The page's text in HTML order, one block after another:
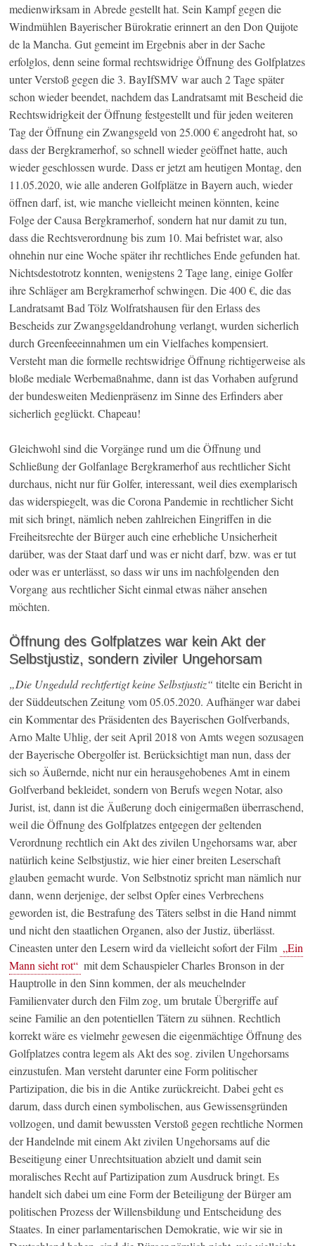
medienwirksam in Abrede gestellt hat. Sein Kampf gegen die
Windmühlen Bayerischer Bürokratie erinnert an den Don Quijote
de la Mancha. Gut gemeint im Ergebnis aber in der Sache
erfolglos, denn seine formal rechtswidrige Öffnung des Golfplatzes
unter Verstoß gegen die 3. BayIfSMV war auch 2 Tage später
schon wieder beendet, nachdem das Landratsamt mit Bescheid die
Rechtswidrigkeit der Öffnung festgestellt und für jeden weiteren
Tag der Öffnung ein Zwangsgeld von 25.000 € angedroht hat, so
dass der Bergkramerhof, so schnell wieder geöffnet hatte, auch
wieder geschlossen wurde. Dass er jetzt am heutigen Montag, den
11.05.2020, wie alle anderen Golfplätze in Bayern auch, wieder
öffnen darf, ist, wie manche vielleicht meinen könnten, keine
Folge der Causa Bergkramerhof, sondern hat nur damit zu tun,
dass die Rechtsverordnung bis zum 10. Mai befristet war, also
ohnehin nur eine Woche später ihr rechtliches Ende gefunden hat.
Nichtsdestotrotz konnten, wenigstens 2 Tage lang, einige Golfer
ihre Schläger am Bergkramerhof schwingen. Die 400 €, die das
Landratsamt Bad Tölz Wolfratshausen für den Erlass des
Bescheids zur Zwangsgeldandrohung verlangt, wurden sicherlich
durch Greenfeeeinnahmen um ein Vielfaches kompensiert.
Versteht man die formelle rechtswidrige Öffnung richtigerweise als
bloße mediale Werbemaßnahme, dann ist das Vorhaben aufgrund
der bundesweiten Medienpräsenz im Sinne des Erfinders aber
sicherlich geglückt. Chapeau!
Gleichwohl sind die Vorgänge rund um die Öffnung und
Schließung der Golfanlage Bergkramerhof aus rechtlicher Sicht
durchaus, nicht nur für Golfer, interessant, weil dies exemplarisch
das widerspiegelt, was die Corona Pandemie in rechtlicher Sicht
mit sich bringt, nämlich neben zahlreichen Eingriffen in die
Freiheitsrechte der Bürger auch eine erhebliche Unsicherheit
darüber, was der Staat darf und was er nicht darf, bzw. was er tut
oder was er unterlässt, so dass wir uns im nachfolgenden den
Vorgang aus rechtlicher Sicht einmal etwas näher ansehen
möchten.
Öffnung des Golfplatzes war kein Akt der
Selbstjustiz, sondern ziviler Ungehorsam
„Die Ungeduld rechtfertigt keine Selbstjustiz“ titelte ein Bericht in
der Süddeutschen Zeitung vom 05.05.2020. Aufhänger war dabei
ein Kommentar des Präsidenten des Bayerischen Golfverbands,
Arno Malte Uhlig, der seit April 2018 von Amts wegen sozusagen
der Bayerische Obergolfer ist. Berücksichtigt man nun, dass der
sich so Äußernde, nicht nur ein herausgehobenes Amt in einem
Golfverband bekleidet, sondern von Berufs wegen Notar, also
Jurist, ist, dann ist die Äußerung doch einigermaßen überraschend,
weil die Öffnung des Golfplatzes entgegen der geltenden
Verordnung rechtlich ein Akt des zivilen Ungehorsams war, aber
natürlich keine Selbstjustiz, wie hier einer breiten Leserschaft
glauben gemacht wurde. Von Selbstnotiz spricht man nämlich nur
dann, wenn derjenige, der selbst Opfer eines Verbrechens
geworden ist, die Bestrafung des Täters selbst in die Hand nimmt
und nicht den staatlichen Organen, also der Justiz, überlässt.
Cineasten unter den Lesern wird da vielleicht sofort der Film „Ein
Mann sieht rot“ mit dem Schauspieler Charles Bronson in der
Hauptrolle in den Sinn kommen, der als meuchelnder
Familienvater durch den Film zog, um brutale Übergriffe auf
seine Familie an den potentiellen Tätern zu sühnen. Rechtlich
korrekt wäre es vielmehr gewesen die eigenmächtige Öffnung des
Golfplatzes contra legem als Akt des sog. zivilen Ungehorsams
einzustufen. Man versteht darunter eine Form politischer
Partizipation, die bis in die Antike zurückreicht. Dabei geht es
darum, dass durch einen symbolischen, aus Gewissensgründen
vollzogen, und damit bewussten Verstoß gegen rechtliche Normen
der Handelnde mit einem Akt zivilen Ungehorsams auf die
Beseitigung einer Unrechtsituation abzielt und damit sein
moralisches Recht auf Partizipation zum Ausdruck bringt. Es
handelt sich dabei um eine Form der Beteiligung der Bürger am
politischen Prozess der Willensbildung und Entscheidung des
Staates. In einer parlamentarischen Demokratie, wie wir sie in